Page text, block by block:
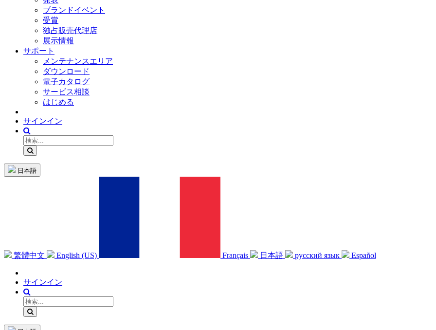
ブランドイベント
受賞
独占販売代理店
展示情報
サポート
メンテナンスエリア
ダウンロード
電子カタログ
サービス相談
はじめる
サインイン
日本語
繁體中文 English (US) Français 日本語 русский язык Español
サインイン